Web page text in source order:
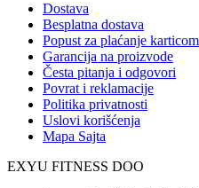
Dostava
Besplatna dostava
Popust za plaćanje karticom
Garancija na proizvode
Česta pitanja i odgovori
Povrat i reklamacije
Politika privatnosti
Uslovi korišćenja
Mapa Sajta
EXYU FITNESS DOO